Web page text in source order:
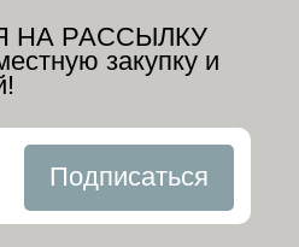
НА РАССЫЛКУ
закупку и